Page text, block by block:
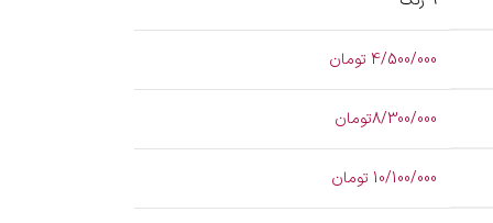
4/500/000 تومان
8/300/000تومان
10/100/000 تومان